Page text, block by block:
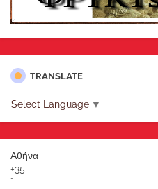
TRANSLATE
Select Language ▼
Αθήνα
+35
°